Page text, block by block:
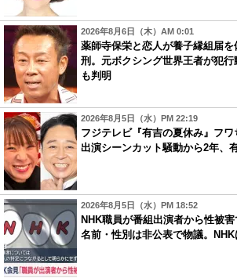
2026年8月6日（木）AM 0:01
薬師寺保栄と恋人が養子縁組届
刑。元ボクシング世界王者が犯
も判明
2026年8月5日（水）PM 22:19
フジテレビ『有吉の夏休み』フ
出演シーンカット騒動から2年、
2026年8月5日（水）PM 18:52
NHK職員が番組出演者から性被
名前・性別は非公表で物議。